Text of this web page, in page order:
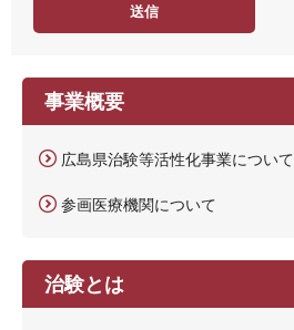
事業概要
広島県治験等活性化事業について
参画医療機関について
治験とは